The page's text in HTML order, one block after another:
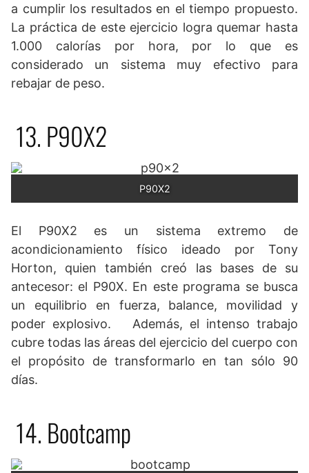
a cumplir los resultados en el tiempo propuesto.
La práctica de este ejercicio logra quemar hasta
1.000 calorías por hora, por lo que es
considerado un sistema muy efectivo para
rebajar de peso.
13. P90X2
P90X2
El P90X2 es un sistema extremo de
acondicionamiento físico ideado por Tony
Horton, quien también creó las bases de su
antecesor: el P90X. En este programa se busca
un equilibrio en fuerza, balance, movilidad y
poder explosivo. Además, el intenso trabajo
cubre todas las áreas del ejercicio del cuerpo con
el propósito de transformarlo en tan sólo 90
días.
14. Bootcamp